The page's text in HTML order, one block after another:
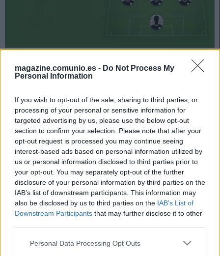
magazine.comunio.es - Do Not Process My
Personal Information
If you wish to opt-out of the sale, sharing to third parties, or
processing of your personal or sensitive information for
targeted advertising by us, please use the below opt-out
section to confirm your selection. Please note that after your
opt-out request is processed you may continue seeing
interest-based ads based on personal information utilized by
us or personal information disclosed to third parties prior to
your opt-out. You may separately opt-out of the further
disclosure of your personal information by third parties on the
IAB’s list of downstream participants. This information may
also be disclosed by us to third parties on the IAB’s List of
Downstream Participants that may further disclose it to other
Please note that this website/app uses one or more Google
Personal Data Processing Opt Outs
próximo sábado 10 de abril a las 21:00 horas. ¿Quién
jugará en los locales? ¿Con qué alineación saldrán los
del Real Madrid-Barcelona.
Real Madrid
Posible alineación: Courtois – Lucas Vázquez, Nacho,
Militao, Mendy – Kroos, Modric, Casemiro – Vinícius Junior,
Asensio, Benzema.
Estos jugadores son baja : Sergio Ramos (lesión
muscular), Varane (COVID-19), Carvajal (lesión muscular).
Estos jugadores son duda: Hazard (lesión muscular).
con el mismo equipo que ganó al Liverpool en Champions,